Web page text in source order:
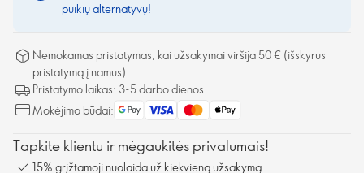
puikių alternatyvų!
Nemokamas pristatymas, kai užsakymai viršija 50 € (išskyrus
pristatymą į namus)
Pristatymo laikas: 3-5 darbo dienos
Mokėjimo būdai:
Tapkite klientu ir mėgaukitės privalumais!
15% grįžtamoji nuolaida už kiekvieną užsakymą.